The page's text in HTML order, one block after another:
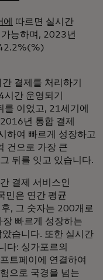
따르면 실시간
능하며, 2023년
결제를 처리하기
간 운영되기
이었고, 21세기에
년 통합 결제
하여 빠르게 성장하고
건으로 가장 큰
뒤를 잇고 있습니다.
결제 서비스인
민은 연간 평균
, 그 숫자는 200개로
빠르게 성장하는
습니다. 또한 실시간
다: 싱가포르의
트페이에 연결하여
으로 국경을 넘는